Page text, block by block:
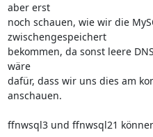
aber erst
noch schauen, wie wir die
zwischengespeichert
bekommen, da sonst leere
wäre
dafür, dass wir uns dies am
anschauen.
ffnwsql3 und ffnwsql21